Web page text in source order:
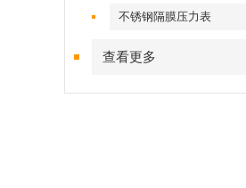
不锈钢隔膜压力表
查看更多